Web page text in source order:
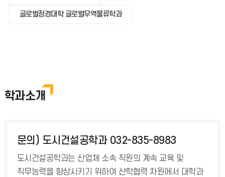
글로벌정경대학 글로벌무역물류학과
학과소개
문의) 도시건설공학과 032-835-8983
도시건설공학과는 산업체 소속 직원의 계속 교육 및
직무능력을 향상시키기 위하여 산학협력 차원에서 대학과